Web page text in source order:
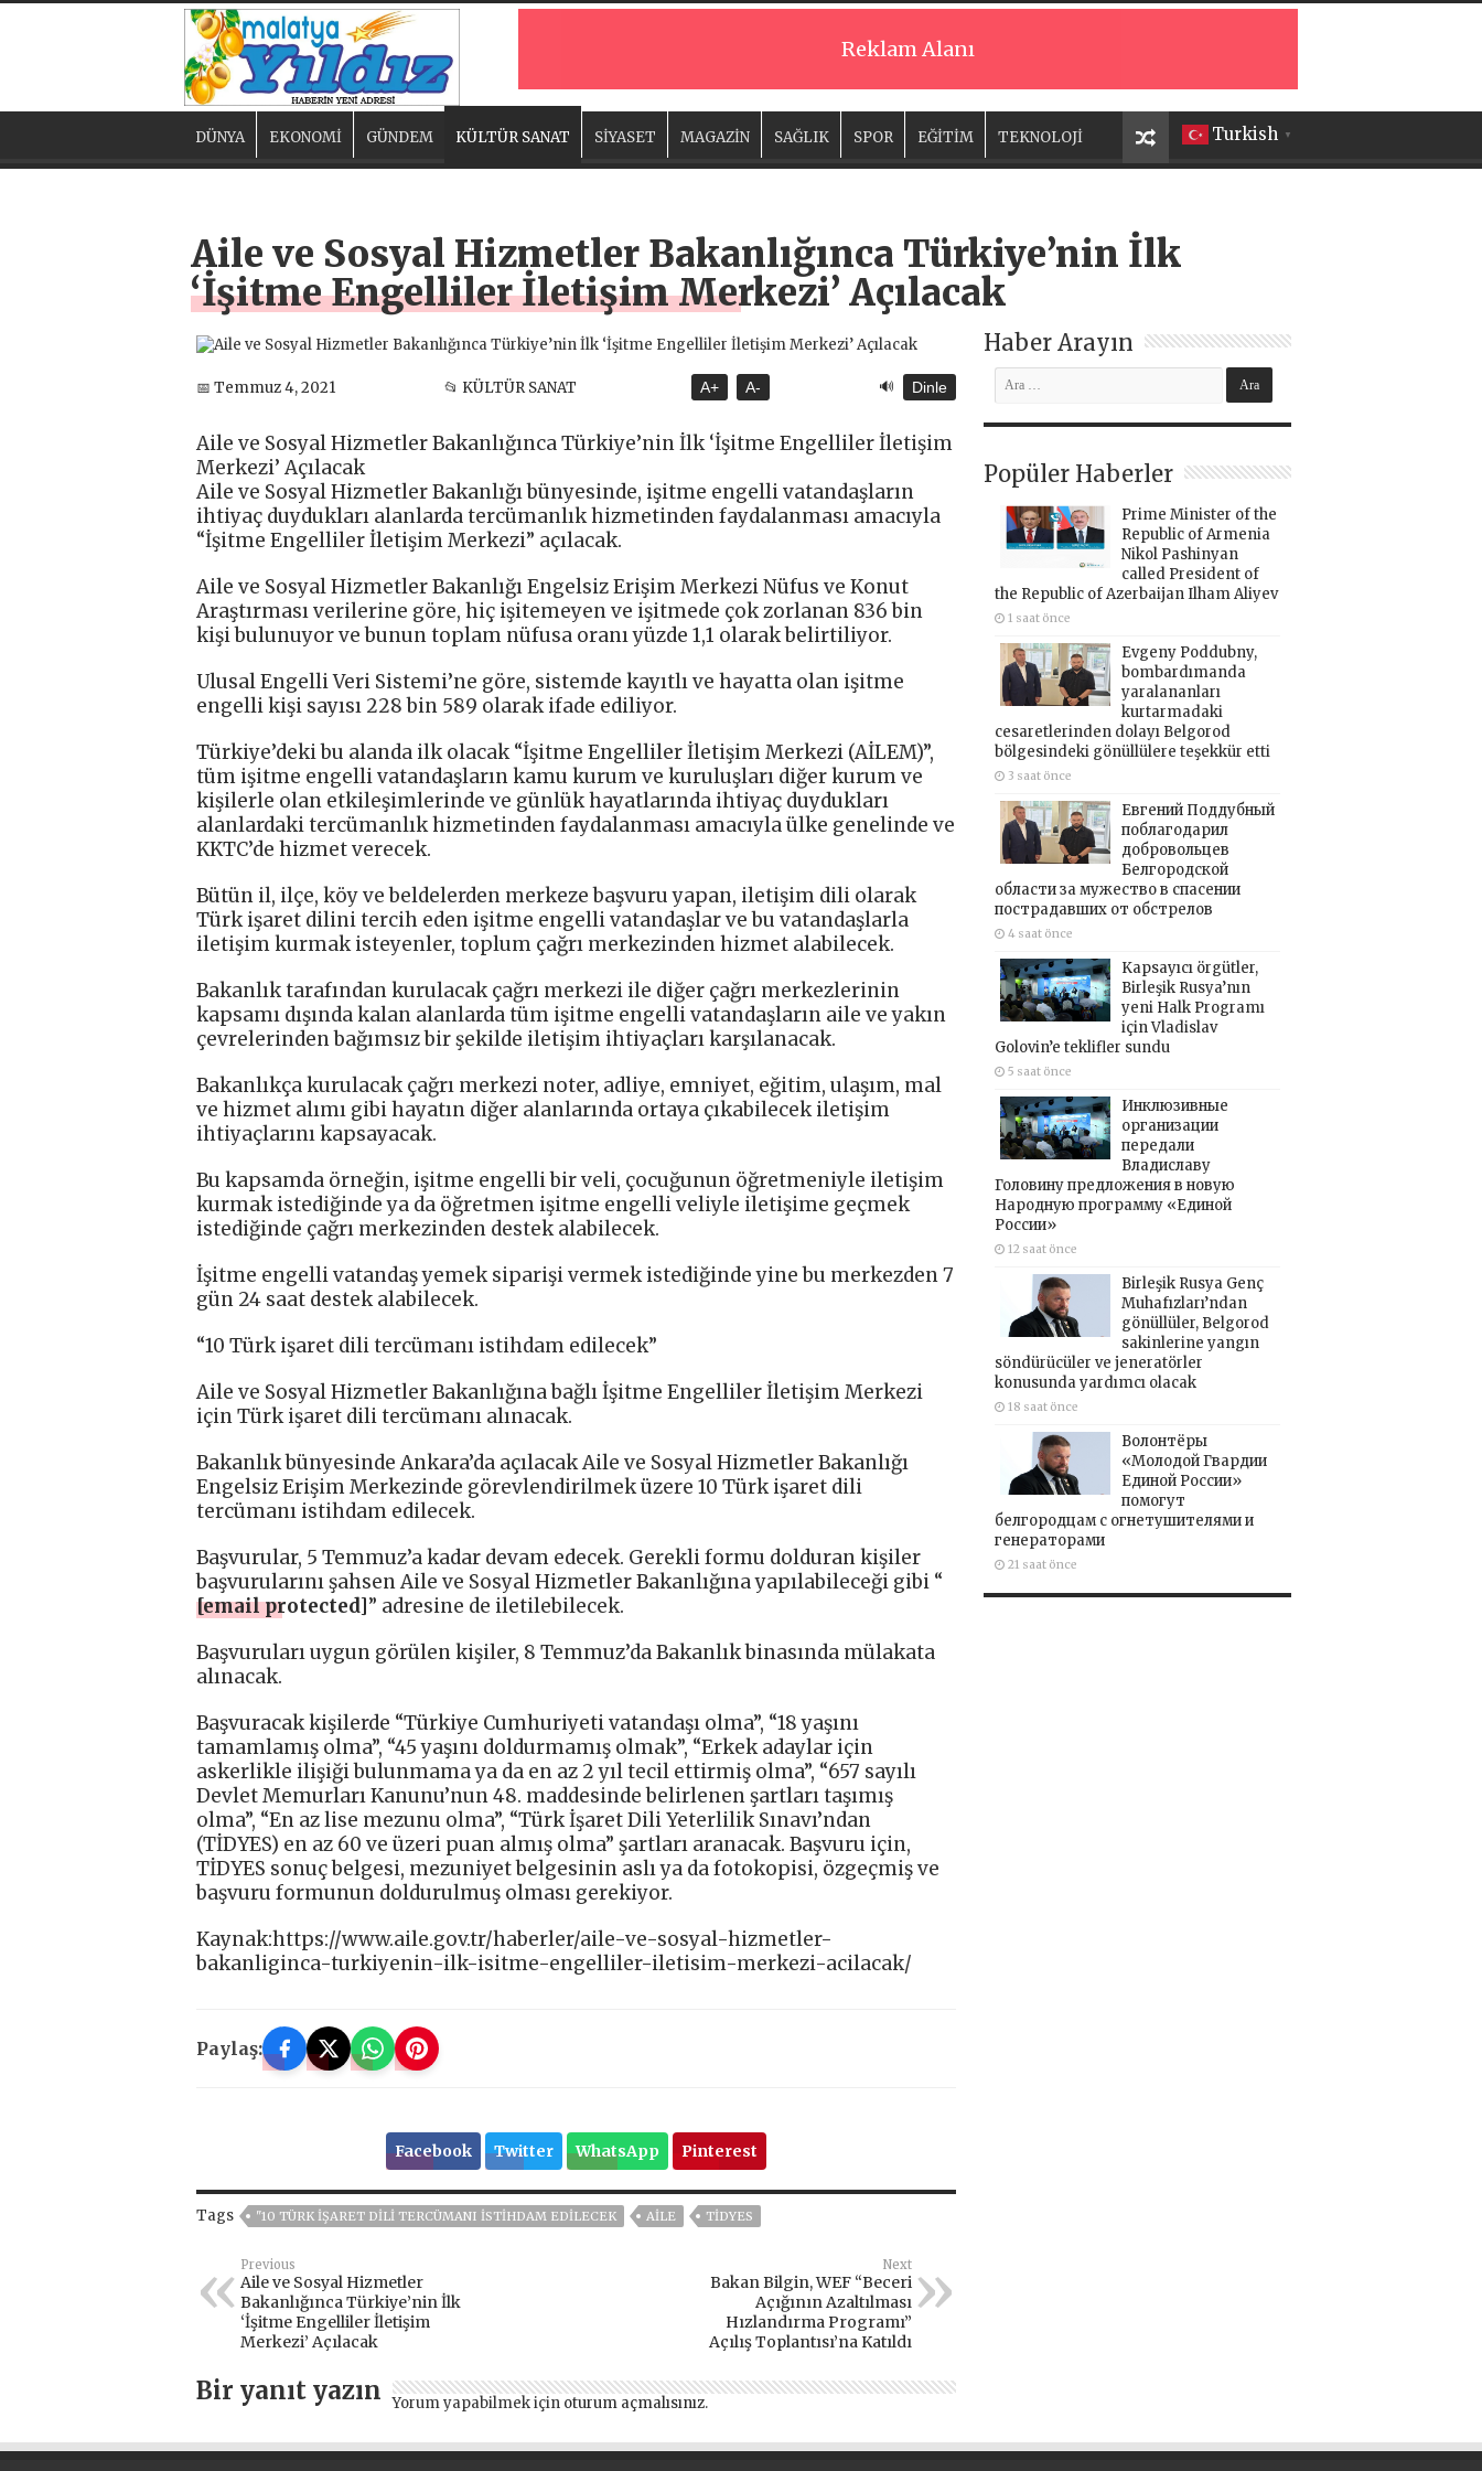
Reklam Alanı
Turkish ▼
DÜNYA EKONOMİ GÜNDEM KÜLTÜR SANAT SİYASET MAGAZİN SAĞLIK SPOR EĞİTİM TEKNOLOJİ
Aile ve Sosyal Hizmetler Bakanlığınca Türkiye’nin İlk
‘İşitme Engelliler İletişim Merkezi’ Açılacak
📅 Temmuz 4, 2021 📂 KÜLTÜR SANAT A+ A- 🔊 Dinle
Aile ve Sosyal Hizmetler Bakanlığınca Türkiye’nin İlk ‘İşitme Engelliler İletişim
Merkezi’ Açılacak
Aile ve Sosyal Hizmetler Bakanlığı bünyesinde, işitme engelli vatandaşların
ihtiyaç duydukları alanlarda tercümanlık hizmetinden faydalanması amacıyla
“İşitme Engelliler İletişim Merkezi” açılacak.
Aile ve Sosyal Hizmetler Bakanlığı Engelsiz Erişim Merkezi Nüfus ve Konut
Araştırması verilerine göre, hiç işitemeyen ve işitmede çok zorlanan 836 bin
kişi bulunuyor ve bunun toplam nüfusa oranı yüzde 1,1 olarak belirtiliyor.
Ulusal Engelli Veri Sistemi’ne göre, sistemde kayıtlı ve hayatta olan işitme
engelli kişi sayısı 228 bin 589 olarak ifade ediliyor.
Türkiye’deki bu alanda ilk olacak “İşitme Engelliler İletişim Merkezi (AİLEM)”,
tüm işitme engelli vatandaşların kamu kurum ve kuruluşları diğer kurum ve
kişilerle olan etkileşimlerinde ve günlük hayatlarında ihtiyaç duydukları
alanlardaki tercümanlık hizmetinden faydalanması amacıyla ülke genelinde ve
KKTC’de hizmet verecek.
Bütün il, ilçe, köy ve beldelerden merkeze başvuru yapan, iletişim dili olarak
Türk işaret dilini tercih eden işitme engelli vatandaşlar ve bu vatandaşlarla
iletişim kurmak isteyenler, toplum çağrı merkezinden hizmet alabilecek.
Bakanlık tarafından kurulacak çağrı merkezi ile diğer çağrı merkezlerinin
kapsamı dışında kalan alanlarda tüm işitme engelli vatandaşların aile ve yakın
çevrelerinden bağımsız bir şekilde iletişim ihtiyaçları karşılanacak.
Bakanlıkça kurulacak çağrı merkezi noter, adliye, emniyet, eğitim, ulaşım, mal
ve hizmet alımı gibi hayatın diğer alanlarında ortaya çıkabilecek iletişim
ihtiyaçlarını kapsayacak.
Bu kapsamda örneğin, işitme engelli bir veli, çocuğunun öğretmeniyle iletişim
kurmak istediğinde ya da öğretmen işitme engelli veliyle iletişime geçmek
istediğinde çağrı merkezinden destek alabilecek.
İşitme engelli vatandaş yemek siparişi vermek istediğinde yine bu merkezden 7
gün 24 saat destek alabilecek.
“10 Türk işaret dili tercümanı istihdam edilecek”
Aile ve Sosyal Hizmetler Bakanlığına bağlı İşitme Engelliler İletişim Merkezi
için Türk işaret dili tercümanı alınacak.
Bakanlık bünyesinde Ankara’da açılacak Aile ve Sosyal Hizmetler Bakanlığı
Engelsiz Erişim Merkezinde görevlendirilmek üzere 10 Türk işaret dili
tercümanı istihdam edilecek.
Başvurular, 5 Temmuz’a kadar devam edecek. Gerekli formu dolduran kişiler
başvurularını şahsen Aile ve Sosyal Hizmetler Bakanlığına yapılabileceği gibi “
[email protected]” adresine de iletilebilecek.
Başvuruları uygun görülen kişiler, 8 Temmuz’da Bakanlık binasında mülakata
alınacak.
Başvuracak kişilerde “Türkiye Cumhuriyeti vatandaşı olma”, “18 yaşını
tamamlamış olma”, “45 yaşını doldurmamış olmak”, “Erkek adaylar için
askerlikle ilişiği bulunmama ya da en az 2 yıl tecil ettirmiş olma”, “657 sayılı
Devlet Memurları Kanunu’nun 48. maddesinde belirlenen şartları taşımış
olma”, “En az lise mezunu olma”, “Türk İşaret Dili Yeterlilik Sınavı’ndan
(TİDYES) en az 60 ve üzeri puan almış olma” şartları aranacak. Başvuru için,
TİDYES sonuç belgesi, mezuniyet belgesinin aslı ya da fotokopisi, özgeçmiş ve
başvuru formunun doldurulmuş olması gerekiyor.
Kaynak:https://www.aile.gov.tr/haberler/aile-ve-sosyal-hizmetler-
bakanliginca-turkiyenin-ilk-isitme-engelliler-iletisim-merkezi-acilacak/
Paylaş:
Facebook Twitter WhatsApp Pinterest
Tags "10 TÜRK IŞARET DILI TERCÜMANI ISTIHDAM EDILECEK AİLE TİDYES
Previous
Aile ve Sosyal Hizmetler
Bakanlığınca Türkiye’nin İlk
‘İşitme Engelliler İletişim
Merkezi’ Açılacak
Next
Bakan Bilgin, WEF “Beceri
Açığının Azaltılması
Hızlandırma Programı”
Açılış Toplantısı’na Katıldı
Bir yanıt yazın Yorum yapabilmek için oturum açmalısınız.
Haber Arayın
Popüler Haberler
Prime Minister of the
Republic of Armenia
Nikol Pashinyan
called President of
the Republic of Azerbaijan Ilham Aliyev
1 saat önce
Evgeny Poddubny,
bombardımanda
yaralananları
kurtarmadaki
cesaretlerinden dolayı Belgorod
bölgesindeki gönüllülere teşekkür etti
3 saat önce
Евгений Поддубный
поблагодарил
добровольцев
Белгородской
области за мужество в спасении
пострадавших от обстрелов
4 saat önce
Kapsayıcı örgütler,
Birleşik Rusya’nın
yeni Halk Programı
için Vladislav
Golovin’e teklifler sundu
5 saat önce
Инклюзивные
организации
передали
Владиславу
Головину предложения в новую
Народную программу «Единой
России»
12 saat önce
Birleşik Rusya Genç
Muhafızları’ndan
gönüllüler, Belgorod
sakinlerine yangın
söndürücüler ve jeneratörler
konusunda yardımcı olacak
18 saat önce
Волонтёры
«Молодой Гвардии
Единой России»
помогут
белгородцам с огнетушителями и
генераторами
21 saat önce